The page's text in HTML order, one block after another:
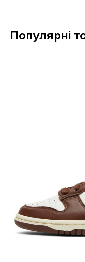
Популярні